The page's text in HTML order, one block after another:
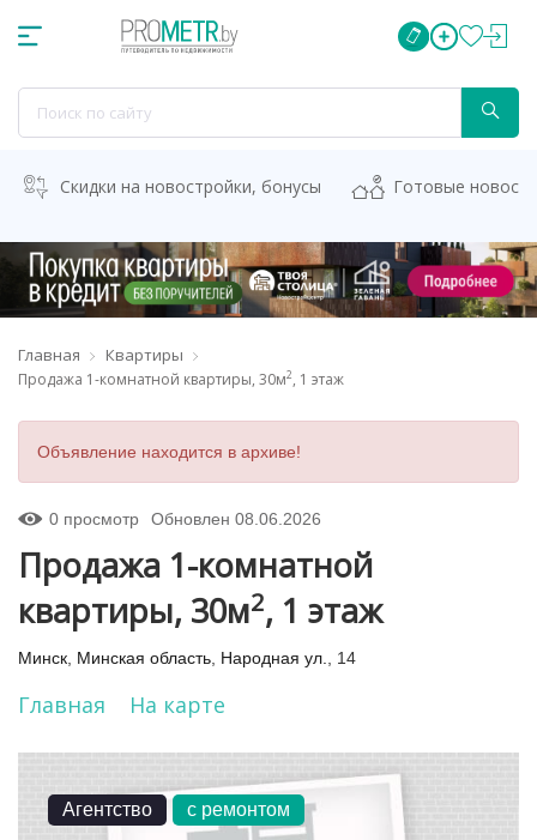
Скидки на новостройки, бонусы Готовые
Главная Квартиры
Продажа 1-комнатной квартиры, 30м2, 1 этаж
Объявление находится в архиве!
0 просмотр Обновлен 08.06.2026
Продажа 1-комнатной
квартиры, 30м2, 1 этаж
Минск Минская область Народная ул. , 14
Главная На карте
Агентство с ремонтом